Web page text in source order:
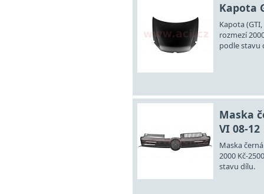
Kapota
Kapota
rozmezí
podle stavu
Maska
VI 08-12
Maska
2000 Kč-
stavu dílu.